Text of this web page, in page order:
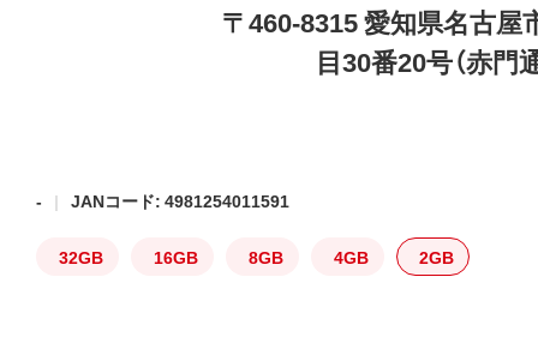
〒460-8315 愛知県名古屋
目30番20号（赤門
- JANコード: 4981254011591
32GB 16GB 8GB 4GB 2GB